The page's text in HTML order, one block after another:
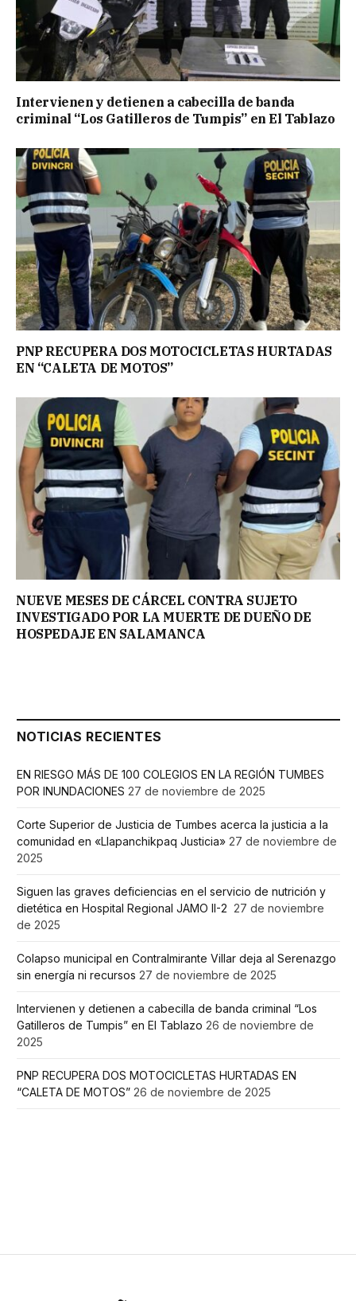
Intervienen y detienen a cabecilla de banda
criminal “Los Gatilleros de Tumpis” en El Tablazo
PNP RECUPERA DOS MOTOCICLETAS HURTADAS
EN “CALETA DE MOTOS”
NUEVE MESES DE CÁRCEL CONTRA SUJETO
INVESTIGADO POR LA MUERTE DE DUEÑO DE
HOSPEDAJE EN SALAMANCA
NOTICIAS RECIENTES
EN RIESGO MÁS DE 100 COLEGIOS EN LA REGIÓN TUMBES
POR INUNDACIONES 27 de noviembre de 2025
Corte Superior de Justicia de Tumbes acerca la justicia a la
comunidad en «Llapanchikpaq Justicia» 27 de noviembre de
2025
Siguen las graves deficiencias en el servicio de nutrición y
dietética en Hospital Regional JAMO II-2 27 de noviembre
de 2025
Colapso municipal en Contralmirante Villar deja al Serenazgo
sin energía ni recursos 27 de noviembre de 2025
Intervienen y detienen a cabecilla de banda criminal “Los
Gatilleros de Tumpis” en El Tablazo 26 de noviembre de
2025
PNP RECUPERA DOS MOTOCICLETAS HURTADAS EN
“CALETA DE MOTOS” 26 de noviembre de 2025